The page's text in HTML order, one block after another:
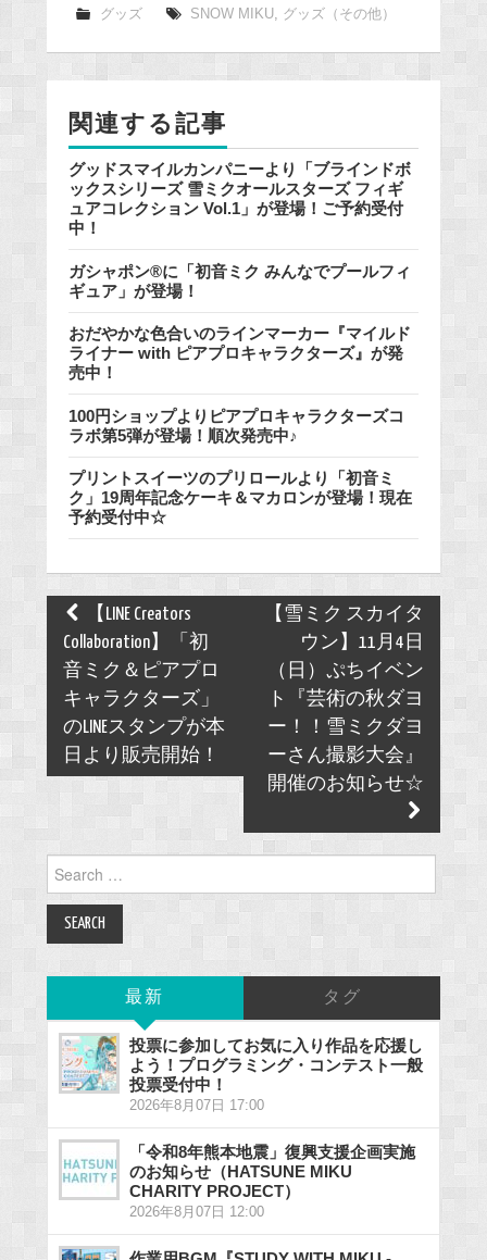
k
グッズ SNOW MIKU, グッズ（その他）
関連する記事
グッドスマイルカンパニーより「ブラインドボ
ックスシリーズ 雪ミクオールスターズ フィギ
ュアコレクション Vol.1」が登場！ご予約受付
中！
ガシャポン®に「初音ミク みんなでプールフィ
ギュア」が登場！
おだやかな色合いのラインマーカー『マイルド
ライナー with ピアプロキャラクターズ』が発
売中！
100円ショップよりピアプロキャラクターズコ
ラボ第5弾が登場！順次発売中♪
プリントスイーツのプリロールより「初音ミ
ク」19周年記念ケーキ＆マカロンが登場！現在
予約受付中☆
Post
navigation
【LINE Creators
Collaboration】「初
音ミク＆ピアプロ
キャラクターズ」
のLINEスタンプが本
日より販売開始！
【雪ミク スカイタ
ウン】11月4日
（日）ぷちイベン
ト『芸術の秋ダヨ
ー！！雪ミクダヨ
ーさん撮影大会』
開催のお知らせ☆
for:
最新 タグ
投票に参加してお気に入り作品を応援し
よう！プログラミング・コンテスト一般
投票受付中！
2026年8月07日 17:00
「令和8年熊本地震」復興支援企画実施
のお知らせ（HATSUNE MIKU
CHARITY PROJECT）
2026年8月07日 12:00